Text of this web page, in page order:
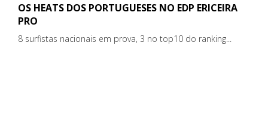
OS HEATS DOS PORTUGUESES NO EDP ERICEIRA
PRO
8 surfistas nacionais em prova, 3 no top10 do ranking...